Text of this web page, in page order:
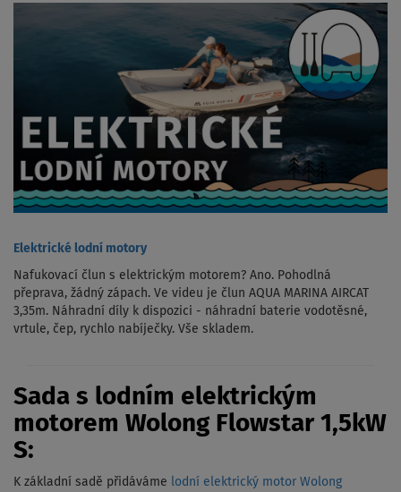
Elektrické lodní motory
Nafukovací člun s elektrickým motorem? Ano. Pohodlná
přeprava, žádný zápach. Ve videu je člun AQUA MARINA AIRCAT
3,35m. Náhradní díly k dispozici - náhradní baterie vodotěsné,
vrtule, čep, rychlo nabíječky. Vše skladem.
Sada s lodním elektrickým
motorem Wolong Flowstar 1,5kW
S:
K základní sadě přidáváme lodní elektrický motor Wolong